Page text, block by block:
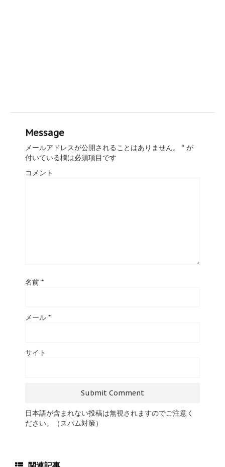
Message
メールアドレスが公開されることはありません。 * が
付いている欄は必須項目です
コメント
名前 *
メール *
サイト
日本語が含まれない投稿は無視されますのでご注意く
ださい。（スパム対策）